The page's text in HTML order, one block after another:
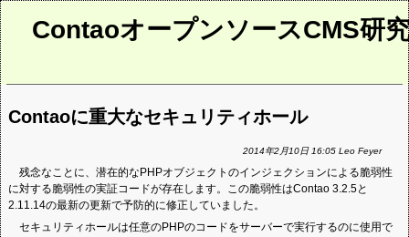
ContaoオープンソースCMS研
Contaoに重大なセキュリティホール
2014年2月10日 16:05 Leo Feyer
残念なことに、潜在的なPHPオブジェクトのインジェクションによる脆弱性
に対する脆弱性の実証コードが存在します。この脆弱性はContao 3.2.5と
2.11.14の最新の更新で予防的に修正していました。
セキュリティホールは任意のPHPのコードをサーバーで実行するのに使用で